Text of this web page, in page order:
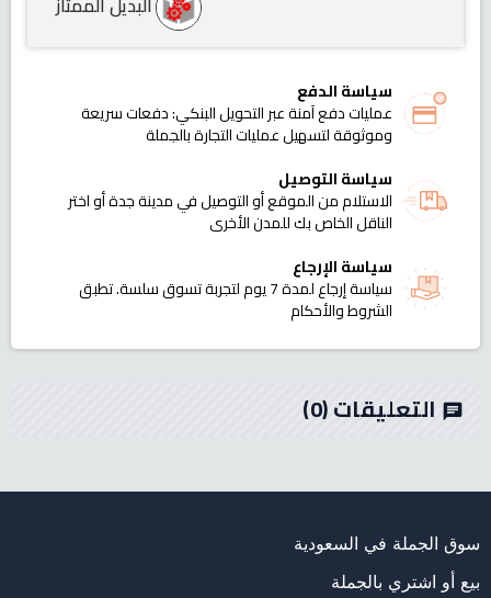
سياسة الدفع
عمليات دفع آمنة عبر التحويل البنكي: دفعات سريعة
وموثوقة لتسهيل عمليات التجارة بالجملة
سياسة التوصيل
الاستلام من الموقع أو التوصيل في مدينة جدة أو اختر
الناقل الخاص بك للمدن الأخرى
سياسة الإرجاع
سياسة إرجاع لمدة 7 يوم لتجربة تسوق سلسة. تطبق
الشروط والأحكام
chat التعليقات(0)
سوق الجملة في السعودية
بيع أو اشتري بالجملة